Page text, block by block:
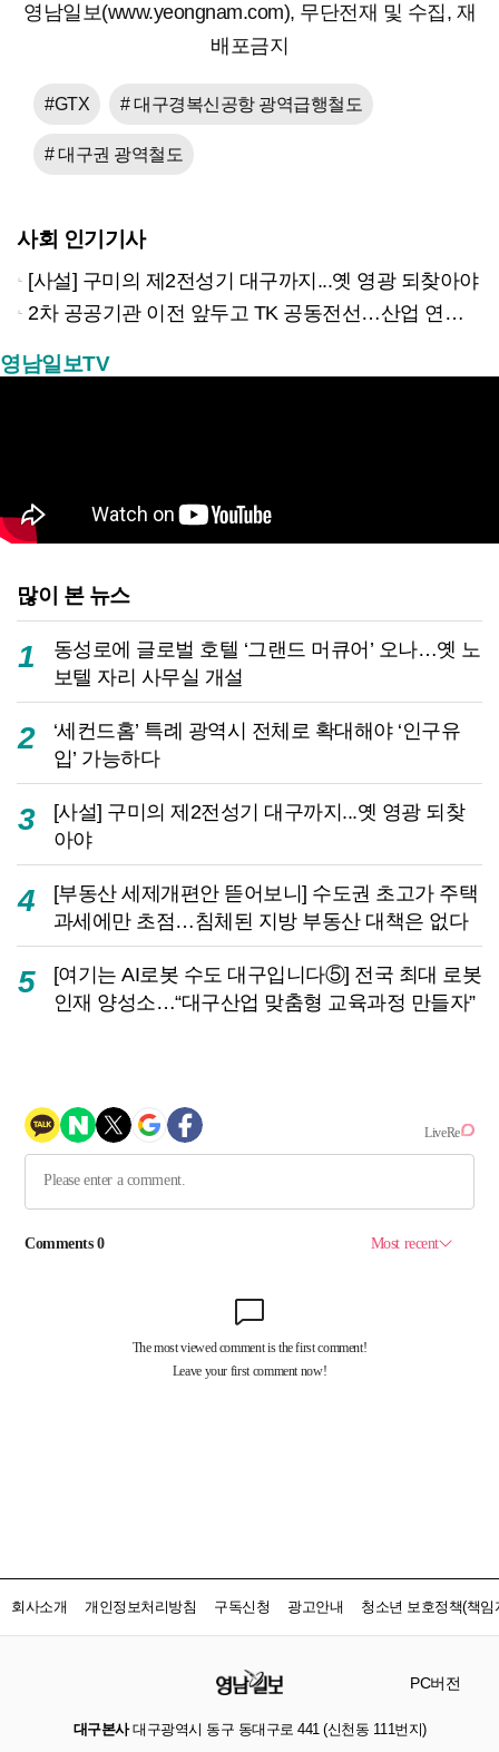
영남일보(www.yeongnam.com), 무단전재 및 수집, 재
배포금지
#GTX # 대구경복신공항 광역급행철도
# 대구권 광역철도
사회 인기기사
[사설] 구미의 제2전성기 대구까지...옛 영광 되찾아야
2차 공공기관 이전 앞두고 TK 공동전선…산업 연계형 유치 승부수
영남일보TV
많이 본 뉴스
1
동성로에 글로벌 호텔 ‘그랜드 머큐어’ 오나…옛 노
보텔 자리 사무실 개설
2
‘세컨드홈’ 특례 광역시 전체로 확대해야 ‘인구유
입’ 가능하다
3
[사설] 구미의 제2전성기 대구까지...옛 영광 되찾
아야
4
[부동산 세제개편안 뜯어보니] 수도권 초고가 주택
과세에만 초점…침체된 지방 부동산 대책은 없다
5
[여기는 AI로봇 수도 대구입니다⑤] 전국 최대 로봇
인재 양성소…“대구산업 맞춤형 교육과정 만들자”
회사소개 개인정보처리방침 구독신청 광고안내 청소년 보호정책(책임
PC버전
대구본사대구광역시 동구 동대구로 441 (신천동 111번지)